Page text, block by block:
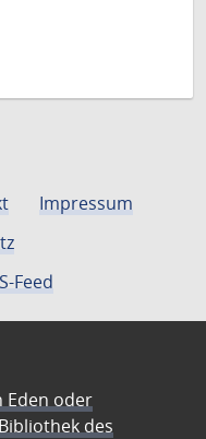
Impressum
Feed
Eden oder
des